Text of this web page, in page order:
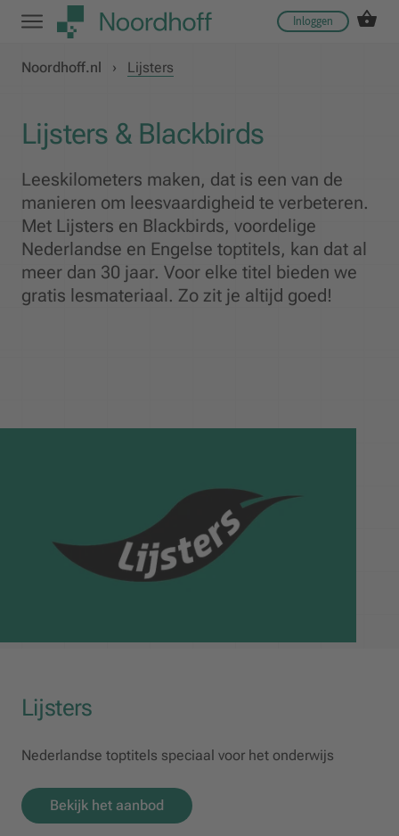
Inloggen
Noordhoff.nl › Lijsters
Lijsters & Blackbirds
Leeskilometers maken, dat is een van de
manieren om leesvaardigheid te verbeteren.
Met Lijsters en Blackbirds, voordelige
Nederlandse en Engelse toptitels, kan dat al
meer dan 30 jaar. Voor elke titel bieden we
gratis lesmateriaal. Zo zit je altijd goed!
Lijsters
Nederlandse toptitels speciaal voor het onderwijs
Bekijk het aanbod